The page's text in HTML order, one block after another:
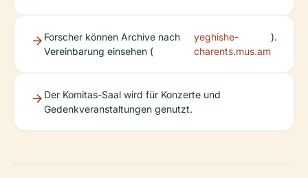
Forscher können Archive nach
Vereinbarung einsehen (
yeghishe-
charents.mus.am
).
Der Komitas-Saal wird für Konzerte und
Gedenkveranstaltungen genutzt.